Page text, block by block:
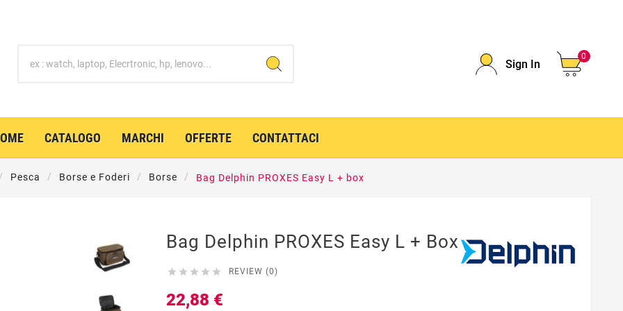
Sign In
0
CATALOGO MARCHI OFFERTE CONTATTACI
Pesca Borse e Foderi Borse Bag Delphin PROXES Easy L + box
Bag Delphin PROXES Easy L + Box
     REVIEW (0)
22,88 €